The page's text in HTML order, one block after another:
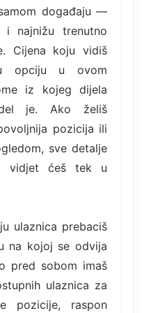
događaju —
i najnižu trenutno
Cijena koju vidiš
opciju u ovom
iz kojeg dijela
je. Ako želiš
pozicija ili
sve detalje
vidjet ćeš tek u
ulaznica prebaciš
na kojoj se odvija
pred sobom imaš
ulaznica za
pozicije, raspon